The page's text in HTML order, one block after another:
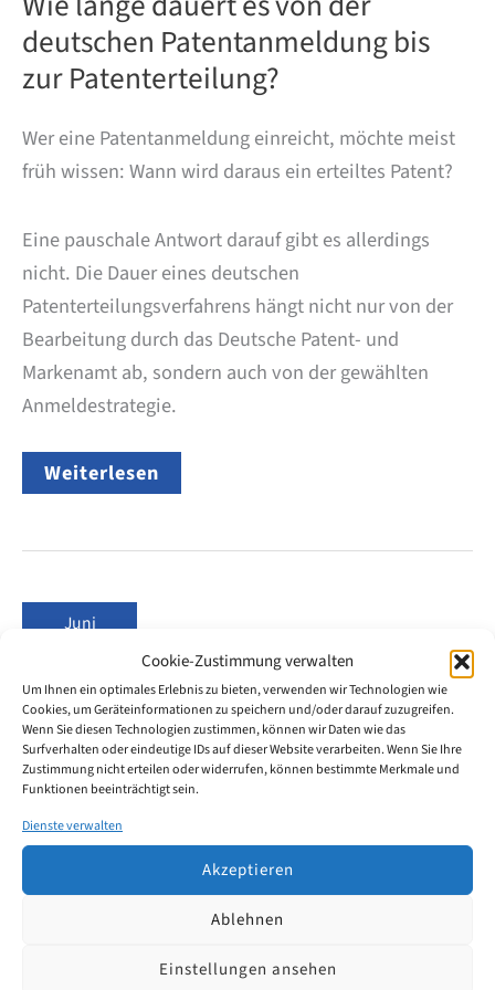
Cookie-Zustimmung verwalten
Um Ihnen ein optimales Erlebnis zu bieten, verwenden wir Technologien wie
Cookies, um Geräteinformationen zu speichern und/oder darauf zuzugreifen.
Wenn Sie diesen Technologien zustimmen, können wir Daten wie das
Surfverhalten oder eindeutige IDs auf dieser Website verarbeiten. Wenn Sie Ihre
Zustimmung nicht erteilen oder widerrufen, können bestimmte Merkmale und
Funktionen beeinträchtigt sein.
Dienste verwalten
Akzeptieren
Ablehnen
Einstellungen ansehen
deutschen Patentanmeldung bis
zur Patenterteilung?
Wer eine Patentanmeldung einreicht, möchte meist
früh wissen: Wann wird daraus ein erteiltes Patent?
Eine pauschale Antwort darauf gibt es allerdings
nicht. Die Dauer eines deutschen
Patenterteilungsverfahrens hängt nicht nur von der
Bearbeitung durch das Deutsche Patent- und
Markenamt ab, sondern auch von der gewählten
Anmeldestrategie.
Wie
lange
von
Patentanmeldung
bis
Patenterteilung?
Weiterlesen
Juni
2026
Wie viel geistiges Eigentum steckt
in der Fußball-WM 2026?
Wenn im Sommer 2026 der Anstoß zur Fußball-
Weltmeisterschaft erfolgt, schaut die ganze Welt auf
das Spielfeld. Ein Blick hinter die Kulissen lohnt sich
aber genauso: Kaum ein Ereignis bündelt so viele